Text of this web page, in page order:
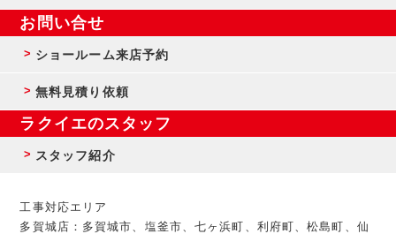
お問い合せ
ショールーム来店予約
無料見積り依頼
ラクイエのスタッフ
スタッフ紹介
工事対応エリア
多賀城店：多賀城市、塩釜市、七ヶ浜町、利府町、松島町、仙